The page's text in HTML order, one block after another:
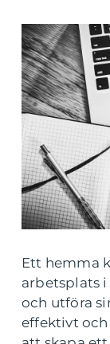
Ett hemma
arbetsplats
och utföra
effektivt